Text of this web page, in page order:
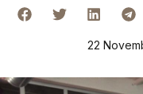
22